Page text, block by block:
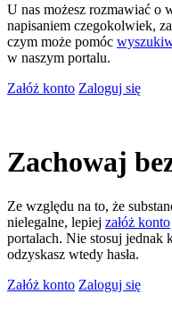
U nas możesz rozmawiać o
napisaniem czegokolwiek,
czym może pomóc
w naszym portalu.
Załóż konto Zaloguj się
Zachowaj
Ze względu na to, że
nielegalne, lepiej załóż konto
portalach. Nie stosuj jednak
odzyskasz wtedy hasła.
Załóż konto Zaloguj się